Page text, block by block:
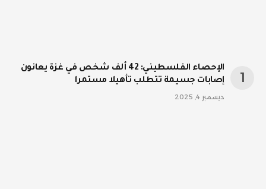
الإحصاء الفلسطيني: 42 ألف شخص في غزة يعانون
إصابات جسيمة تتطلب تأهيلا مستمرا
ديسمبر 4, 2025